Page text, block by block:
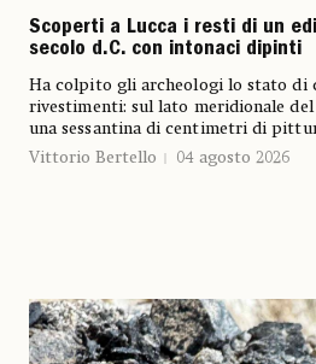
Scoperti a Lucca i resti di un
secolo d.C. con intonaci dipinti
Ha colpito gli archeologi lo stato di
rivestimenti: sul lato meridionale
una sessantina di centimetri di
Vittorio Bertello
04 agosto 2026